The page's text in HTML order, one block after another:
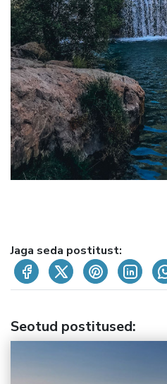
Jaga seda postitust:
Seotud postitused: